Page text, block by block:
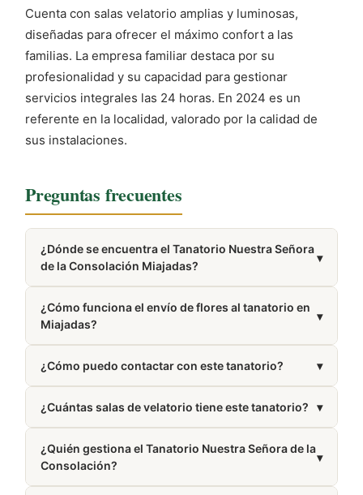
Cuenta con salas velatorio amplias y luminosas,
diseñadas para ofrecer el máximo confort a las
familias. La empresa familiar destaca por su
profesionalidad y su capacidad para gestionar
servicios integrales las 24 horas. En 2024 es un
referente en la localidad, valorado por la calidad de
sus instalaciones.
Preguntas frecuentes
¿Dónde se encuentra el Tanatorio Nuestra Señora
de la Consolación Miajadas?
▾
¿Cómo funciona el envío de flores al tanatorio en
Miajadas?
▾
que elaboran y entregan tu pedido directamente en
el tanatorio.
¿Cómo puedo contactar con este tanatorio? ▾
aparece en la sección Cómo llegar de esta misma
página.
¿Cuántas salas de velatorio tiene este tanatorio? ▾
¿Quién gestiona el Tanatorio Nuestra Señora de la
Consolación?
▾